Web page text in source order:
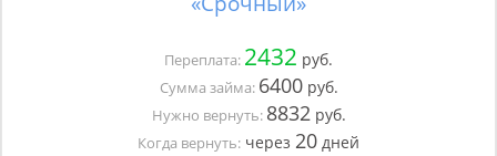
Переплата: 2432 руб.
Сумма займа: 6400руб.
Нужно вернуть: 8832руб.
Когда вернуть: через 20 дней